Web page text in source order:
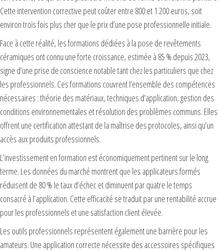
Cette intervention corrective peut coûter entre 800 et 1 200 euros, soit
environ trois fois plus cher que le prix d’une pose professionnelle initiale.
Face à cette réalité, les formations dédiées à la pose de revêtements
céramiques ont connu une forte croissance, estimée à 85 % depuis 2023,
signe d’une prise de conscience notable tant chez les particuliers que chez
les professionnels. Ces formations couvrent l’ensemble des compétences
nécessaires : théorie des matériaux, techniques d’application, gestion des
conditions environnementales et résolution des problèmes communs. Elles
offrent une certification attestant de la maîtrise des protocoles, ainsi qu’un
accès aux produits professionnels.
L’investissement en formation est économiquement pertinent sur le long
terme. Les données du marché montrent que les applicateurs formés
réduisent de 80 % le taux d’échec et diminuent par quatre le temps
consacré à l’application. Cette efficacité se traduit par une rentabilité accrue
pour les professionnels et une satisfaction client élevée.
Les outils professionnels représentent également une barrière pour les
amateurs. Une application correcte nécessite des accessoires spécifiques